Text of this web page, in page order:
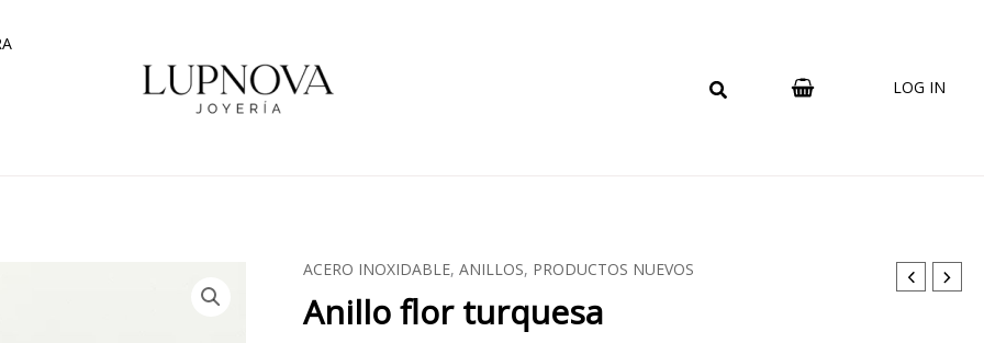
LOG IN
ACERO INOXIDABLE,ANILLOS, PRODUCTOS NUEVOS
Anillo flor turquesa
Anillo
flor
turquesa